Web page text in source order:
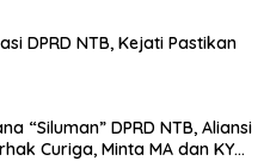
DPRD NTB, Kejati Pastikan
“Siluman” DPRD NTB, Aliansi
Curiga, Minta MA dan KY